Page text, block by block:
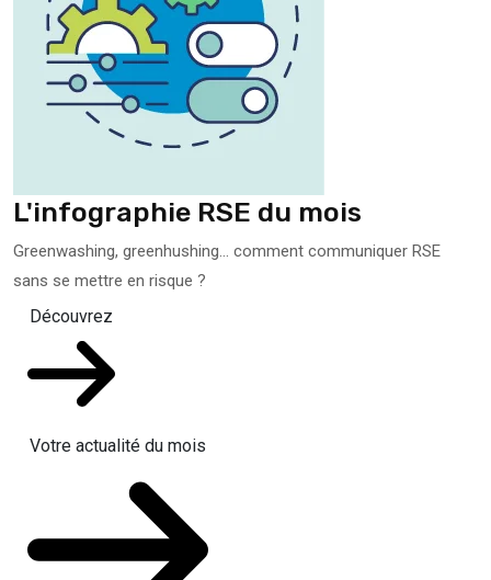
L'infographie RSE du mois
Greenwashing, greenhushing… comment communiquer RSE
sans se mettre en risque ?
Découvrez
Votre actualité du mois